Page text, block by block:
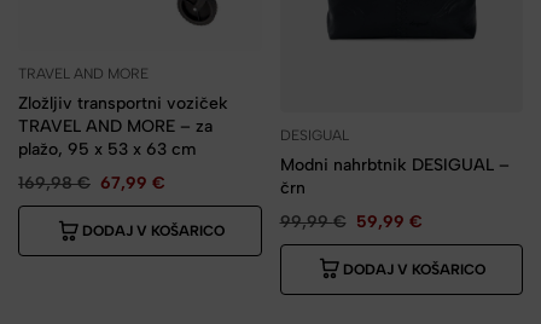
TRAVEL AND MORE
Zložljiv transportni voziček
TRAVEL AND MORE – za
plažo, 95 x 53 x 63 cm
169,98€ 67,99 €
DODAJ V KOŠARICO
DESIGUAL
Modni nahrbtnik DESIGUAL –
črn
99,99€ 59,99 €
DODAJ V KOŠARICO